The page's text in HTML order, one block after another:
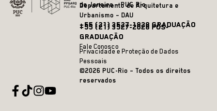
de Janeiro – PUC Rio
Departamento de Arquitetura e
Urbanismo – DAU
+55 (21) 3527-1828 GRADUAÇÃO
+55 (21) 3527-2628 PÓS-
GRADUAÇÃO
Fale Conosco
Privacidade e Proteção de Dados
Pessoais
©2026 PUC-Rio – Todos os direitos
reservados